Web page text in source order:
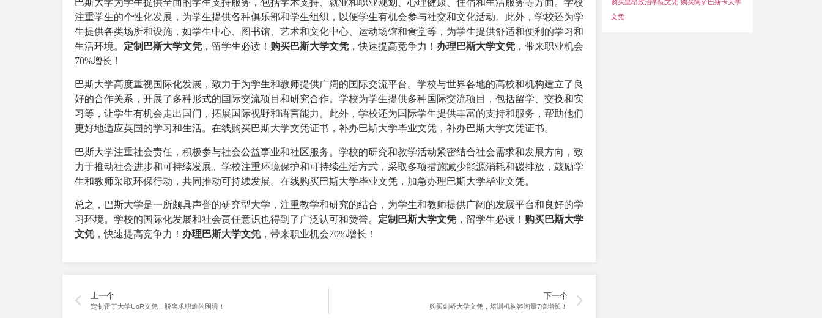
注重学生的个性化发展，为学生提供各种俱乐部和学生组织，以便学生有机会参与社交和文化活动。此外，学校还为学
生提供各类场所和设施，如学生中心、图书馆、艺术和文化中心、运动场馆和食堂等，为学生提供舒适和便利的学习和
生活环境。 定制巴斯大学文凭 ，留学生必读！ 购买巴斯大学文凭 ，快速提高竞争力！ 办理 巴斯大学文凭 ，带来职业机会
70%增长！
巴斯大学高度重视国际化发展，致力于为学生和教师提供广阔的国际交流平台。学校与世界各地的高校和机构建立了良
好的合作关系，开展了多种形式的国际交流项目和研究合作。学校为学生提供多种国际交流项目，包括留学、交换和实
习等，让学生有机会走出国门，拓展国际视野和语言能力。此外，学校还为国际学生提供丰富的支持和服务，帮助他们
更好地适应英国的学习和生活。在线购买巴斯大学文凭证书，补办巴斯大学毕业文凭，补办巴斯大学文凭证书。
巴斯大学注重社会责任，积极参与社会公益事业和社区服务。学校的研究和教学活动紧密结合社会需求和发展方向，致
力于推动社会进步和可持续发展。学校注重环境保护和可持续生活方式，采取多项措施减少能源消耗和碳排放，鼓励学
生和教师采取环保行动，共同推动可持续发展。在线购买巴斯大学毕业文凭，加急办理巴斯大学毕业文凭。
总之，巴斯大学是一所颇具声誉的研究型大学，注重教学和研究的结合，为学生和教师提供广阔的发展平台和良好的学
习环境。学校的国际化发展和社会责任意识也得到了广泛认可和赞誉。 定制巴斯大学文凭 ，留学生必读！ 购买巴斯大学
文凭 ，快速提高竞争力！ 办理 巴斯大学文凭 ，带来职业机会70%增长！
上一个
定制雷丁大学UoR文凭，脱离求职难的困境！
下一个
购买剑桥大学文凭，培训机构咨询量7倍增长！
购买里昂政治学院文凭 购买阿萨巴斯卡大学
文凭